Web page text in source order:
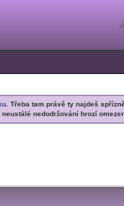
. Třeba tam právě ty najdeš
nedodržování hrozí